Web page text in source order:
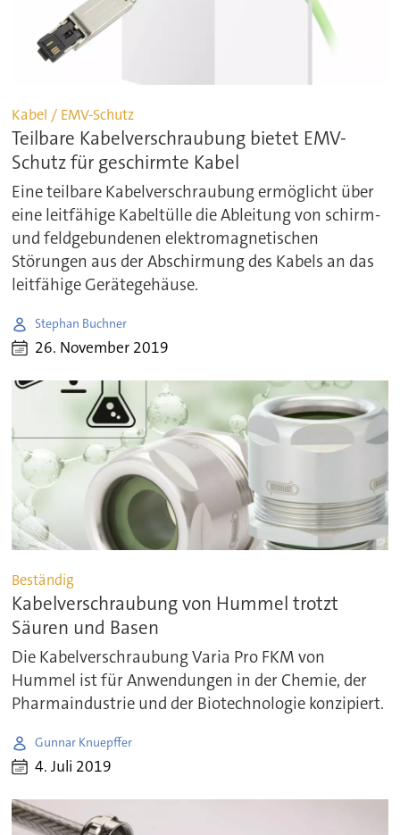
Kabel / EMV-Schutz
Teilbare Kabelverschraubung bietet EMV-
Schutz für geschirmte Kabel
Eine teilbare Kabelverschraubung ermöglicht über
eine leitfähige Kabeltülle die Ableitung von schirm-
und feldgebundenen elektromagnetischen
Störungen aus der Abschirmung des Kabels an das
leitfähige Gerätegehäuse.
Stephan Buchner
26. November 2019
Beständig
Kabelverschraubung von Hummel trotzt
Säuren und Basen
Die Kabelverschraubung Varia Pro FKM von
Hummel ist für Anwendungen in der Chemie, der
Pharmaindustrie und der Biotechnologie konzipiert.
Gunnar Knuepffer
4. Juli 2019